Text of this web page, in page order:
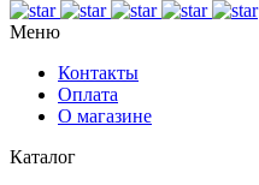
Меню
Контакты
Оплата
О магазине
Каталог